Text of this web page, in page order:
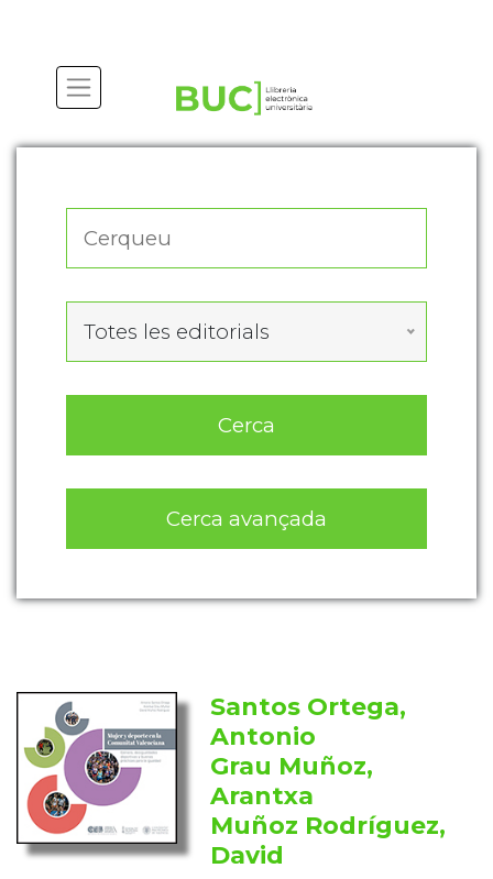
Totes les editorials
Cerca
Cerca avançada
Santos Ortega,
Antonio
Grau Muñoz,
Arantxa
Muñoz Rodríguez,
David